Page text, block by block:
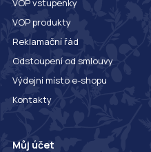
VOP vstupenky
VOP produkty
Reklamační řád
Odstoupení od smlouvy
Výdejní místo e-shopu
Kontakty
Můj účet